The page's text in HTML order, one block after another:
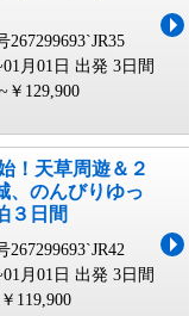
267299693`JR35
月01日 出発 3日間
￥129,900
！天草周遊＆２
、のんびりゆっ
３日間
267299693`JR42
月01日 出発 3日間
119,900